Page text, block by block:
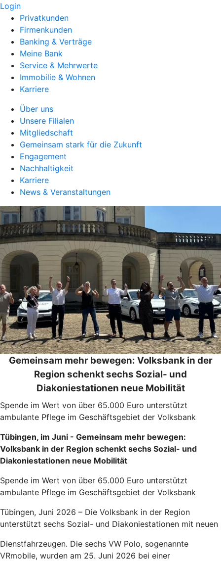
Login
Privatkunden
Firmenkunden
Banking & Verträge
Meine Bank
Service & Mehrwerte
Immobilie & Wohnen
Karriere
Über uns
Unsere Filialen
Mitgliedschaft
Gemeinsam stark für die Zukunft
Engagement
Nachhaltigkeit
Karriere
News & Veranstaltungen
Gemeinsam mehr bewegen: Volksbank in der
Region schenkt sechs Sozial- und
Diakoniestationen neue Mobilität
Spende im Wert von über 65.000 Euro unterstützt
ambulante Pflege im Geschäftsgebiet der Volksbank
Tübingen, im Juni - Gemeinsam mehr bewegen:
Volksbank in der Region schenkt sechs Sozial- und
Diakoniestationen neue Mobilität
Spende im Wert von über 65.000 Euro unterstützt
ambulante Pflege im Geschäftsgebiet der Volksbank
Tübingen, Juni 2026 – Die Volksbank in der Region
unterstützt sechs Sozial- und Diakoniestationen mit neuen
Dienstfahrzeugen. Die sechs VW Polo, sogenannte
VRmobile, wurden am 25. Juni 2026 bei einer